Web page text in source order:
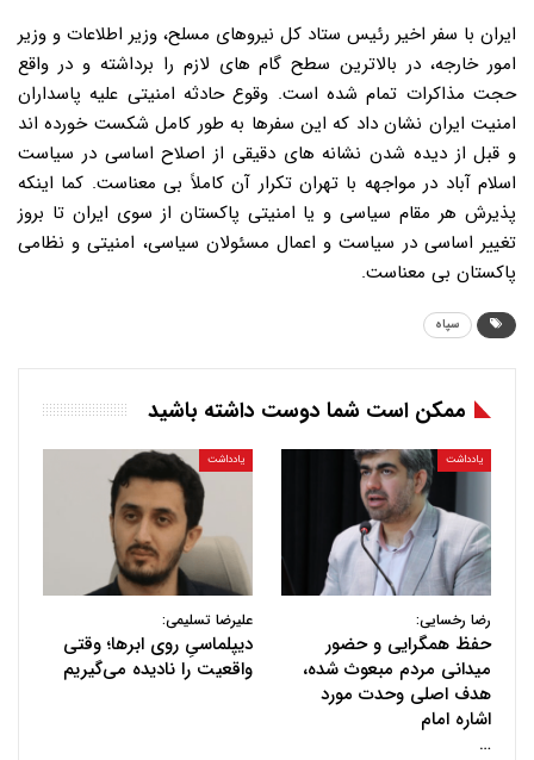
ایران با سفر اخیر رئیس ستاد کل نیروهای مسلح، وزیر اطلاعات و وزیر
امور خارجه، در بالاترین سطح گام های لازم را برداشته و در واقع
حجت مذاکرات تمام شده است. وقوع حادثه امنیتی علیه پاسداران
امنیت ایران نشان داد که این سفرها به طور کامل شکست خورده اند
و قبل از دیده شدن نشانه های دقیقی از اصلاح اساسی در سیاست
اسلام آباد در مواجهه با تهران تکرار آن کاملاً بی معناست. کما اینکه
پذیرش هر مقام سیاسی و یا امنیتی پاکستان از سوی ایران تا بروز
تغییر اساسی در سیاست و اعمال مسئولان سیاسی، امنیتی و نظامی
پاکستان بی معناست.
سپاه
ممکن است شما دوست داشته باشید
یادداشت
رضا رخسایی:
حفظ همگرایی و حضور
میدانی مردم مبعوث شده،
هدف اصلی وحدت مورد
اشاره امام
…
یادداشت
علیرضا تسلیمی:
دیپلماسیِ روی ابرها؛ وقتی
واقعیت را نادیده می‌گیریم